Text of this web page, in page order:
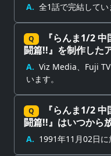
A. 全1話で完結してい
Q
『らんま1/2
闘篇!!』を制作した
A. Viz Media、Fuji
います。
Q
『らんま1/2
闘篇!!』はいつから
A. 1991年11月02日に